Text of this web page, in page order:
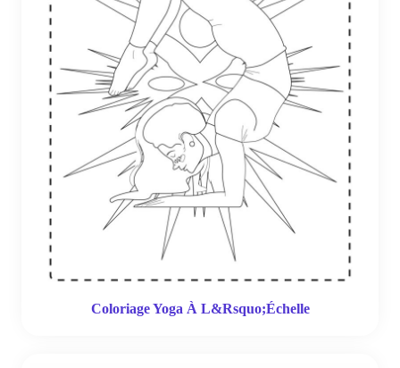
Coloriage Yoga À L&Rsquo;Échelle